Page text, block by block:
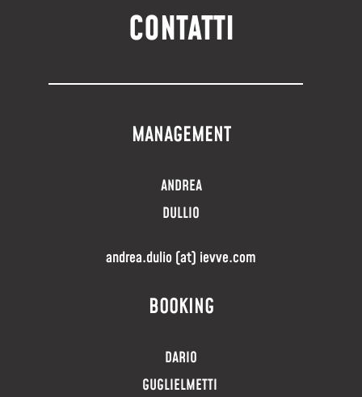
CONTATTI
MANAGEMENT
ANDREA
DULLIO
andrea.dulio (at) ievve.com
BOOKING
DARIO
GUGLIELMETTI